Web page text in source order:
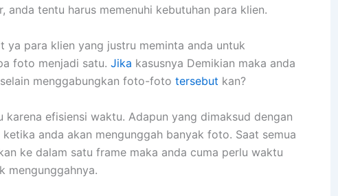
tentu harus memenuhi kebutuhan para klien.
ya para klien yang justru meminta anda untuk
foto menjadi satu. Jika kasusnya Demikian maka anda
menggabungkan foto-foto tersebut kan?
karena efisiensi waktu. Adapun yang dimaksud dengan
anda akan mengunggah banyak foto. Saat semua
ke dalam satu frame maka anda cuma perlu waktu
mengunggahnya.